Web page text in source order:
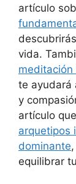
artículo
vida.
meditación
te ayudará
y
artículo
arquetipos
dominante
equilibrar